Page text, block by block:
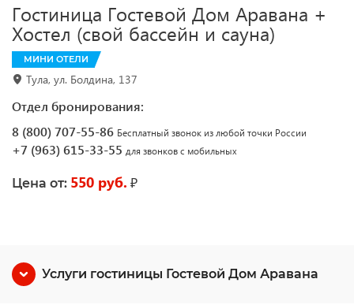
Гостиница Гостевой Дом Аравана +
Хостел (свой бассейн и сауна)
МИНИ ОТЕЛИ
Тула, ул. Болдина, 137
Отдел бронирования:
8 (800) 707-55-86 Бесплатный звонок из любой точки России
+7 (963) 615-33-55 для звонков с мобильных
Цена от: 550 руб. ₽
Услуги гостиницы Гостевой Дом Аравана